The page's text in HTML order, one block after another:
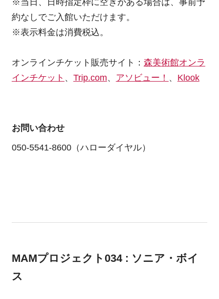
※当日、日時指定枠に空きがある場合は、事前予
約なしでご入館いただけます。
※表示料金は消費税込。
オンラインチケット販売サイト： 森美術館オンラ
インチケット 、 Trip.com、 アソビュー！ 、 Klook
お問い合わせ
050-5541-8600（ハローダイヤル）
MAMプロジェクト034 : ソニア・ボイ
ス